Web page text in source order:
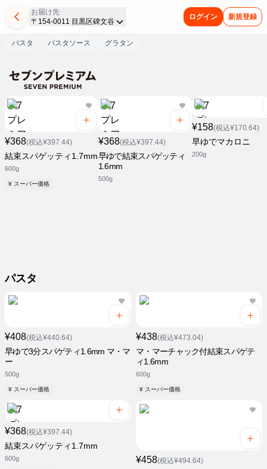
お届け先
〒154-0011 目黒区碑文谷
ログイン 新規登録
パスタ パスタソース グラタン
¥368(税込¥397.44)
結束スパゲッティ1.7mm
600g
¥ スーパー価格
¥368(税込¥397.44)
早ゆで結束スパゲッティ
1.6mm
500g
¥158(税込¥170.64)
早ゆでマカロニ
200g
パスタ
¥408(税込¥440.64)
早ゆで3分スパゲティ1.6mm マ・マ
ー
500g
¥ スーパー価格
¥438(税込¥473.04)
マ・マーチャック付結束スパゲテ
ィ1.6mm
600g
¥ スーパー価格
¥368(税込¥397.44)
結束スパゲッティ1.7mm
600g ¥458(税込¥494.64)